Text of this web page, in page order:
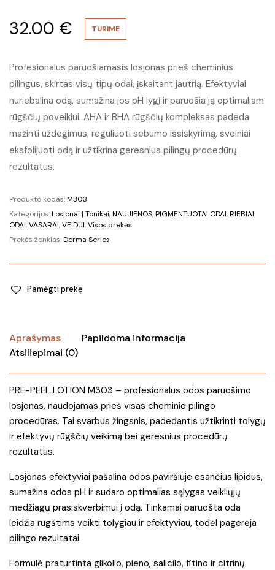
32.00 € TURIME
Profesionalus paruošiamasis losjonas prieš cheminius
pilingus, skirtas visų tipų odai, įskaitant jautrią. Efektyviai
nuriebalina odą, sumažina jos pH lygį ir paruošia ją optimaliam
rūgščių poveikiui. AHA ir BHA rūgščių kompleksas padeda
mažinti uždegimus, reguliuoti sebumo išsiskyrimą, švelniai
eksfolijuoti odą ir užtikrina geresnius pilingų procedūrų
rezultatus.
Produkto kodas:M303
Kategorijos:Losjonai | Tonikai,NAUJIENOS,PIGMENTUOTAI ODAI,RIEBIAI
ODAI,VASARAI,VEIDUI,Visos prekės
Prekės ženklas:Derma Series
Pamėgti prekę
Aprašymas
Papildoma informacija
Atsiliepimai (0)
PRE-PEEL LOTION M303 – profesionalus odos paruošimo
losjonas, naudojamas prieš visas cheminio pilingo
procedūras. Tai svarbus žingsnis, padedantis užtikrinti tolygų
ir efektyvų rūgščių veikimą bei geresnius procedūrų
rezultatus.
Losjonas efektyviai pašalina odos paviršiuje esančius lipidus,
sumažina odos pH ir sudaro optimalias sąlygas veikliųjų
medžiagų prasiskverbimui į odą. Tinkamai paruošta oda
leidžia rūgštims veikti tolygiau ir efektyviau, todėl pagerėja
pilingo rezultatai.
Formulė praturtinta glikolio, pieno, salicilo, fitino ir citrinų